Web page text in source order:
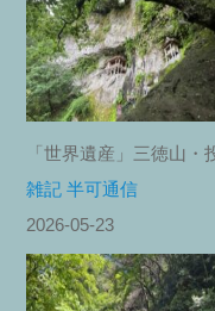
「世界遺産」三徳山・
雑記 半可通信
2026-05-23